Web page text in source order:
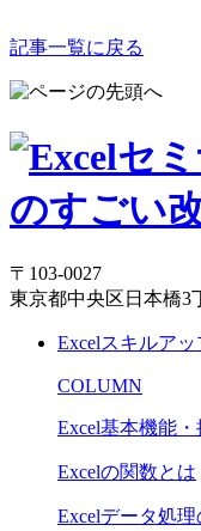
記事一覧に戻る
〒103-0027
東京都中央区日本橋3
Excelスキルアッ
COLUMN
Excel基本機能・
Excelの関数とは
Excelデータ処